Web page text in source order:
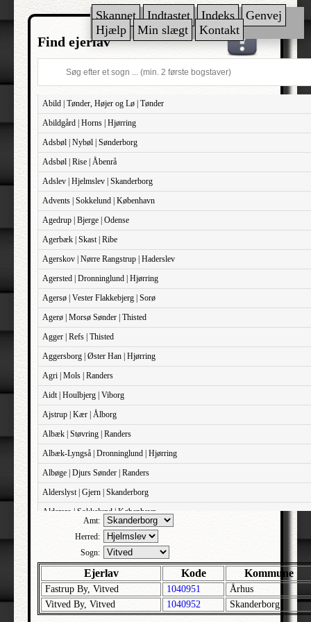
Skannet Indtastet Indeks
Genvej
Hjælp
Min slægt Kontakt
Find ejerlav
Abild | Tønder, Højer og Lø | Tønder
Abildgård | Horns | Hjørring
Adsbøl | Nybøl | Sønderborg
Adsbøl | Rise | Åbenrå
Adslev | Hjelmslev | Skanderborg
Advents | Sokkelund | København
Agedrup | Bjerge | Odense
Agerbæk | Skast | Ribe
Agerskov | Nørre Rangstrup | Haderslev
Agersted | Dronninglund | Hjørring
Agersø | Vester Flakkebjerg | Sorø
Agerø | Morsø Sønder | Thisted
Agger | Refs | Thisted
Aggersborg | Øster Han | Hjørring
Agri | Mols | Randers
Aidt | Houlbjerg | Viborg
Ajstrup | Kær | Ålborg
Albæk | Støvring | Randers
Albæk-Lyngså | Dronninglund | Hjørring
Albøge | Djurs Sønder | Randers
Alderslyst | Gjern | Skanderborg
Aldersro | Sokkelund | København
Allehelgens | Sokkelund | København
Aller | Sønder Tyrstrup | Haderslev
Allerslev | Bårse | Præstø
Allerslev | Voldborg | Roskilde
Allerup | Åsum | Odense
Amt:
Herred:
Sogn:
Ejerlav Kode Kommune
Fastrup By, Vitved 1040951
Århus
Vitved By, Vitved
1040952 Skanderborg